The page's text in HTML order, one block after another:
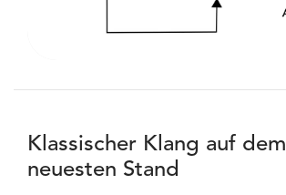
Klassischer Klang auf dem
neuesten Stand